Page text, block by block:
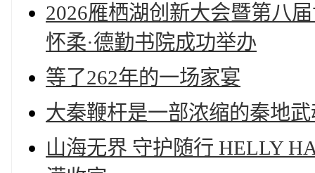
2026雁栖湖创新大会暨第八
怀柔·德勤书院成功举办
等了262年的一场家宴
大秦鞭杆是一部浓缩的秦地
山海无界 守护随行 HELLY